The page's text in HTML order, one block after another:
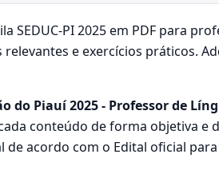
SEDUC-PI 2025 em PDF para
e exercícios práticos.
do Piauí 2025 - Professor de
conteúdo de forma objetiva e
de acordo com o Edital oficial